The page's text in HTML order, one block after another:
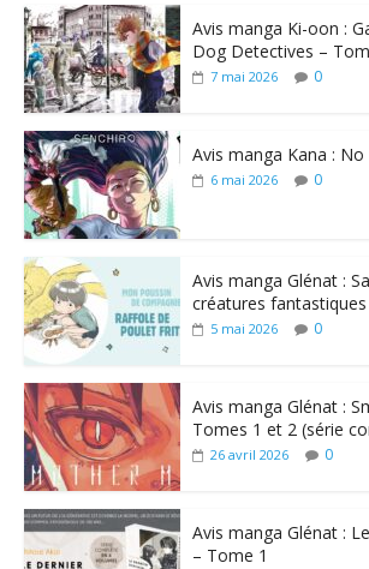
Avis manga Ki-oon :
Dog Detectives –
7 mai 2026 0
Avis manga Kana :
6 mai 2026 0
Avis manga Glénat :
créatures
5 mai 2026 0
Avis manga Glénat :
Tomes 1 et 2 (série
26 avril 2026 0
Avis manga Glénat :
– Tome 1